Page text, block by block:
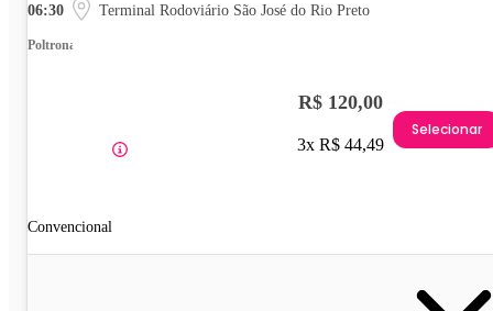
06:30 Terminal Rodoviário São José do Rio Preto
Poltrona
Convencional
R$ 120,00
3x R$ 44,49
Selecionar